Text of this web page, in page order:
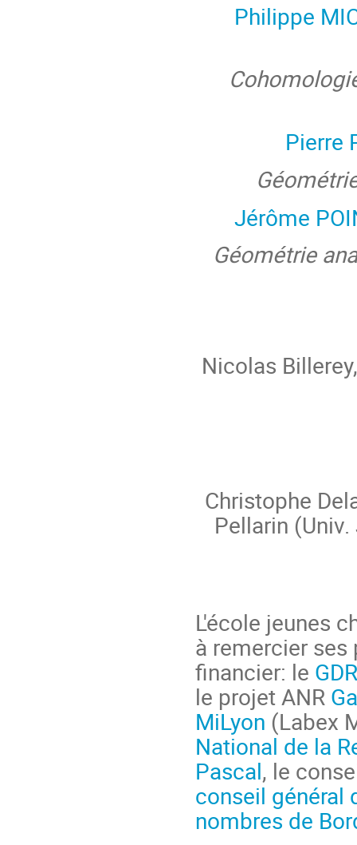
Philippe
Pierre
Jérôme
Géométrie
Nicolas
Christophe
Pellarin
L'école jeunes
à remercier
financier: le
le projet ANR
MiLyon (Labex
National de la
Pascal, le
conseil général
nombres de